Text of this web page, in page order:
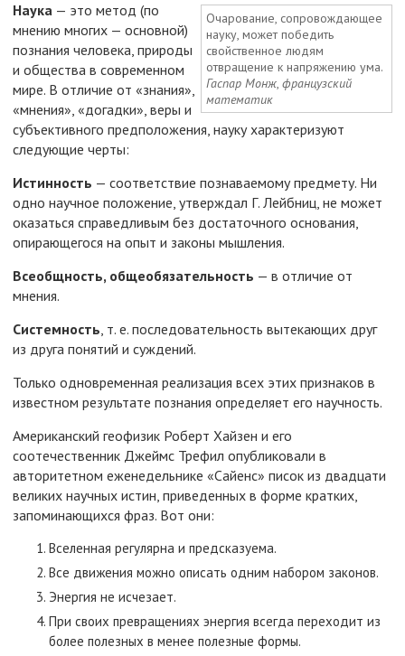
Очарование, сопровождающее
науку, может победить
свойственное людям
отвращение к напряжению ума.
Гаспар Монж, французский
математик
Наука — это метод (по
мнению многих — основной)
познания человека, природы
и общества в современном
мире. В отличие от «знания»,
«мнения», «догадки», веры и
субъективного предположения, науку характеризуют
следующие черты:
Истинность — соответствие познаваемому предмету. Ни
одно научное положение, утверждал Г. Лейбниц, не может
оказаться справедливым без достаточного основания,
опирающегося на опыт и законы мышления.
Всеобщность, общеобязательность — в отличие от
мнения.
Системность, т. е. последовательность вытекающих друг
из друга понятий и суждений.
Только одновременная реализация всех этих признаков в
известном результате познания определяет его научность.
Американский геофизик Роберт Хайзен и его
соотечественник Джеймс Трефил опубликовали в
авторитетном еженедельнике «Сайенс» писок из двадцати
великих научных истин, приведенных в форме кратких,
запоминающихся фраз. Вот они:
Вселенная регулярна и предсказуема.
Все движения можно описать одним набором законов.
Энергия не исчезает.
При своих превращениях энергия всегда переходит из
более полезных в менее полезные формы.